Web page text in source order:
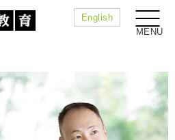
English